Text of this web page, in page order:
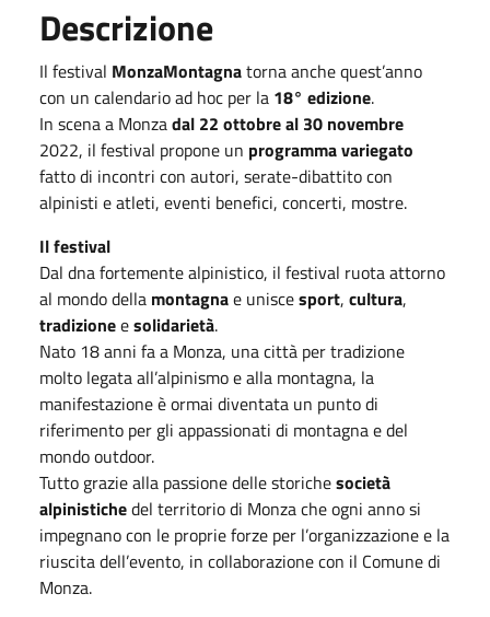
Descrizione
Il festival MonzaMontagnatorna anche quest’anno
con un calendario ad hoc per la 18° edizione.
In scena a Monzadal 22 ottobre al 30 novembre
2022, il festival propone un programma variegato
fatto di incontri con autori, serate-dibattito con
alpinisti e atleti, eventi benefici, concerti, mostre.
Il festival
Dal dna fortemente alpinistico, il festival ruota attorno
al mondo della montagnae uniscesport, cultura,
tradizioneesolidarietà.
Nato 18 anni fa a Monza, una città per tradizione
molto legata all’alpinismo e alla montagna, la
manifestazione è ormai diventata un punto di
riferimento per gli appassionati di montagna e del
mondo outdoor.
Tutto grazie alla passione delle storichesocietà
alpinistichedel territorio di Monza che ogni anno si
impegnano con le proprie forze per l’organizzazione e la
riuscita dell’evento, in collaborazione con il Comune di
Monza.